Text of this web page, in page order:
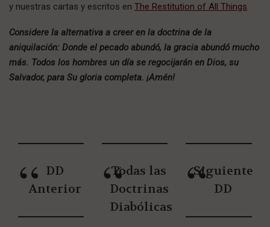
y nuestras cartas y escritos en The Restitution of All Things
Considere la alternativa a creer en la doctrina de la
aniquilación: Donde el pecado abundó, la gracia abundó mucho
más. Todos los hombres un día se regocijarán en Dios, su
Salvador, para Su gloria completa. ¡Amén!
DD
Anterior
Todas las
Doctrinas
Diabólicas
Siguiente
DD